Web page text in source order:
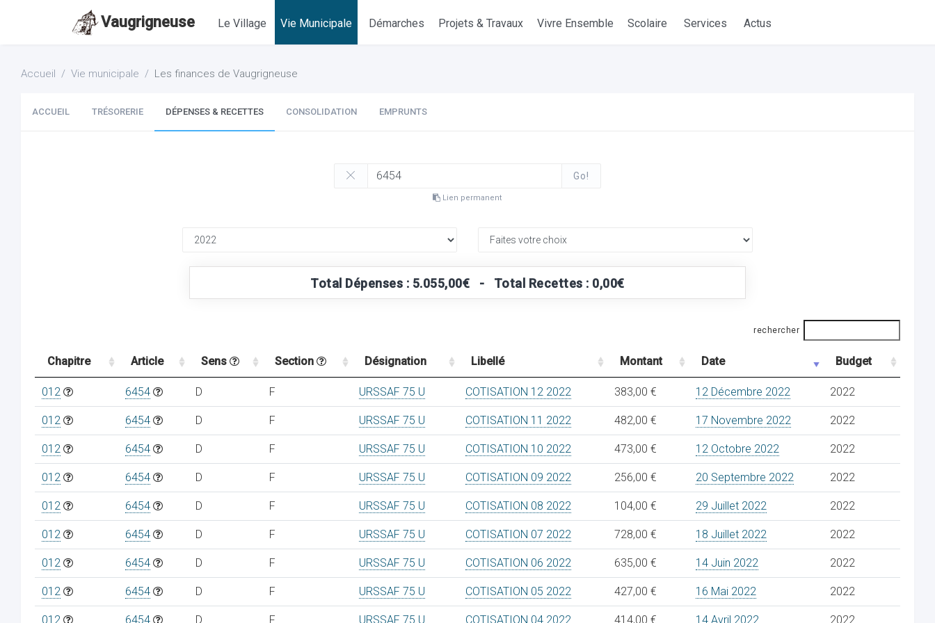
Vaugrigneuse Le Village Vie Municipale Démarches Projets & Travaux Vivre Ensemble Scolaire Services Actus
Accueil Vie municipale Les finances de Vaugrigneuse
ACCUEIL TRÉSORERIE DÉPENSES & RECETTES CONSOLIDATION EMPRUNTS
Go!
Lien permanent
Total Dépenses : 5.055,00€ - Total Recettes : 0,00€
rechercher
Chapitre Article Sens Section Désignation Libellé Montant Date Budget
012 6454 D F URSSAF 75 U COTISATION 12 2022 383,00 € 12 Décembre 2022 2022
012 6454 D F URSSAF 75 U COTISATION 11 2022 482,00 € 17 Novembre 2022 2022
012 6454 D F URSSAF 75 U COTISATION 10 2022 473,00 € 12 Octobre 2022 2022
012 6454 D F URSSAF 75 U COTISATION 09 2022 256,00 € 20 Septembre 2022 2022
012 6454 D F URSSAF 75 U COTISATION 08 2022 104,00 € 29 Juillet 2022 2022
012 6454 D F URSSAF 75 U COTISATION 07 2022 728,00 € 18 Juillet 2022 2022
012 6454 D F URSSAF 75 U COTISATION 06 2022 635,00 € 14 Juin 2022 2022
012 6454 D F URSSAF 75 U COTISATION 05 2022 427,00 € 16 Mai 2022 2022
012 6454 D F URSSAF 75 U COTISATION 04 2022 414,00 € 14 Avril 2022 2022